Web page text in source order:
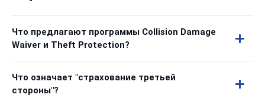
Что предлагают программы Collision Damage
Waiver и Theft Protection?
Что означает "страхование третьей
стороны"?